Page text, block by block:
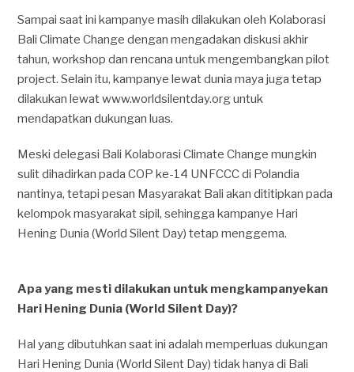
Sampai saat ini kampanye masih dilakukan oleh Kolaborasi
Bali Climate Change dengan mengadakan diskusi akhir
tahun, workshop dan rencana untuk mengembangkan pilot
project. Selain itu, kampanye lewat dunia maya juga tetap
dilakukan lewat www.worldsilentday.org untuk
mendapatkan dukungan luas.
Meski delegasi Bali Kolaborasi Climate Change mungkin
sulit dihadirkan pada COP ke-14 UNFCCC di Polandia
nantinya, tetapi pesan Masyarakat Bali akan dititipkan pada
kelompok masyarakat sipil, sehingga kampanye Hari
Hening Dunia (World Silent Day) tetap menggema.
Apa yang mesti dilakukan untuk mengkampanyekan
Hari Hening Dunia (World Silent Day)?
Hal yang dibutuhkan saat ini adalah memperluas dukungan
Hari Hening Dunia (World Silent Day) tidak hanya di Bali